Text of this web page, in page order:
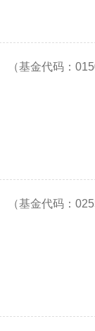
（基金代码：
（基金代码：